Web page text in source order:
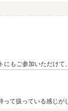
ご参加いただけて
いただきました。
て扱っている感じが